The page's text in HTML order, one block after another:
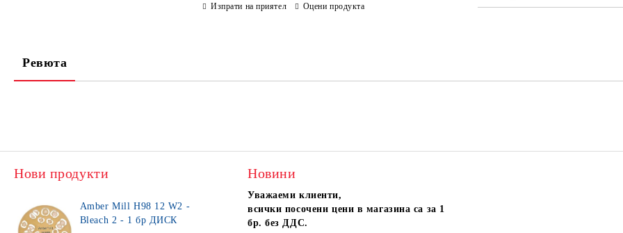
Изпрати на приятел Оцени продукта
Ревюта
Нови продукти
Amber Mill H98 12 W2 -
Bleach 2 - 1 бр ДИСК
Новини
Уважаеми клиенти,
всички посочени цени в магазина са за 1
бр. без ДДС.